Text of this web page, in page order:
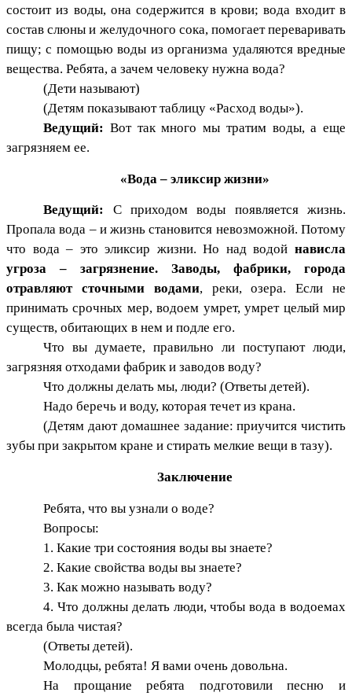
состоит из воды, она содержится в крови; вода входит в
состав слюны и желудочного сока, помогает переваривать
пищу; с помощью воды из организма удаляются вредные
вещества. Ребята, а зачем человеку нужна вода?
(Дети называют)
(Детям показывают таблицу «Расход воды»).
Ведущий: Вот так много мы тратим воды, а еще
загрязняем ее.
«Вода – эликсир жизни»
Ведущий: С приходом воды появляется жизнь.
Пропала вода – и жизнь становится невозможной. Потому
что вода – это эликсир жизни. Но над водой нависла
угроза – загрязнение. Заводы, фабрики, города
отравляют сточными водами, реки, озера. Если не
принимать срочных мер, водоем умрет, умрет целый мир
существ, обитающих в нем и подле его.
Что вы думаете, правильно ли поступают люди,
загрязняя отходами фабрик и заводов воду?
Что должны делать мы, люди? (Ответы детей).
Надо беречь и воду, которая течет из крана.
(Детям дают домашнее задание: приучится чистить
зубы при закрытом кране и стирать мелкие вещи в тазу).
Заключение
Ребята, что вы узнали о воде?
Вопросы:
1. Какие три состояния воды вы знаете?
2. Какие свойства воды вы знаете?
3. Как можно называть воду?
4. Что должны делать люди, чтобы вода в водоемах
всегда была чистая?
(Ответы детей).
Молодцы, ребята! Я вами очень довольна.
На прощание ребята подготовили песню и